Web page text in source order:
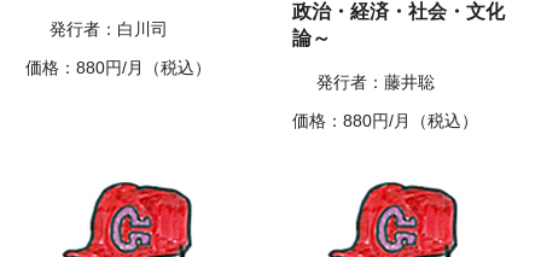
発行者：白川司
価格：880円/月（税込）
政治・経済・社会・文化
論～
発行者：藤井聡
価格：880円/月（税込）